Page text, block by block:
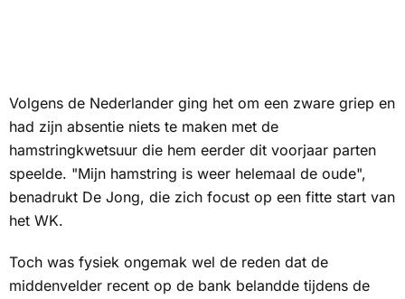
Volgens de Nederlander ging het om een zware griep en
had zijn absentie niets te maken met de
hamstringkwetsuur die hem eerder dit voorjaar parten
speelde. "Mijn hamstring is weer helemaal de oude",
benadrukt De Jong, die zich focust op een fitte start van
het WK.
Toch was fysiek ongemak wel de reden dat de
middenvelder recent op de bank belandde tijdens de